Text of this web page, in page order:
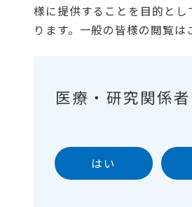
様に提供することを目的とし
ります。一般の皆様の閲覧は
医療・研究関係
はい